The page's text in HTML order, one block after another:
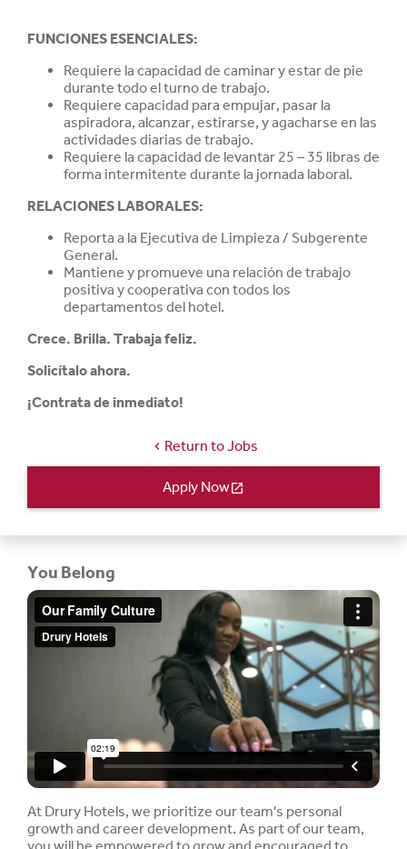
FUNCIONES ESENCIALES:
Requiere la capacidad de caminar y estar de pie
durante todo el turno de trabajo.
Requiere capacidad para empujar, pasar la
aspiradora, alcanzar, estirarse, y agacharse en las
actividades diarias de trabajo.
Requiere la capacidad de levantar 25 – 35 libras de
forma intermitente durante la jornada laboral.
RELACIONES LABORALES:
Reporta a la Ejecutiva de Limpieza / Subgerente
General.
Mantiene y promueve una relación de trabajo
positiva y cooperativa con todos los
departamentos del hotel.
Crece. Brilla. Trabaja feliz.
Solicítalo ahora.
¡Contrata de inmediato!
chevron_left Return to Jobs
Apply Nowopen_in_new
You Belong
At Drury Hotels, we prioritize our team's personal
growth and career development. As part of our team,